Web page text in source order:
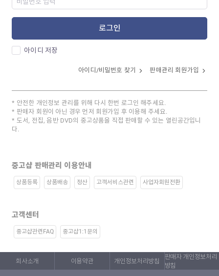
로그인
아이디 저장
아이디/비밀번호 찾기 판매관리 회원가입
안전한 개인정보 관리를 위해 다시 한번 로그인 해주세요.
판매자 회원이 아닌 경우 먼저 회원가입 후 이용해 주세요.
도서, 전집, 음반 DVD의 중고상품을 직접 판매할 수 있는 열린공간입니
다.
중고샵 판매관리 이용안내
상품등록 상품배송 정산 고객서비스관련 사업자회원전환
고객센터
중고샵관련FAQ 중고샵1:1문의
회사소개 이용약관 개인정보처리방침
판매자 개인정보처리
방침